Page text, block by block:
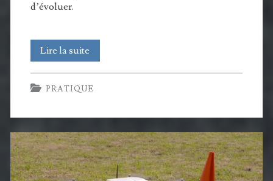
d’évoluer.
Lire la suite
la
solution
de
massage
connecté
PRATIQUE